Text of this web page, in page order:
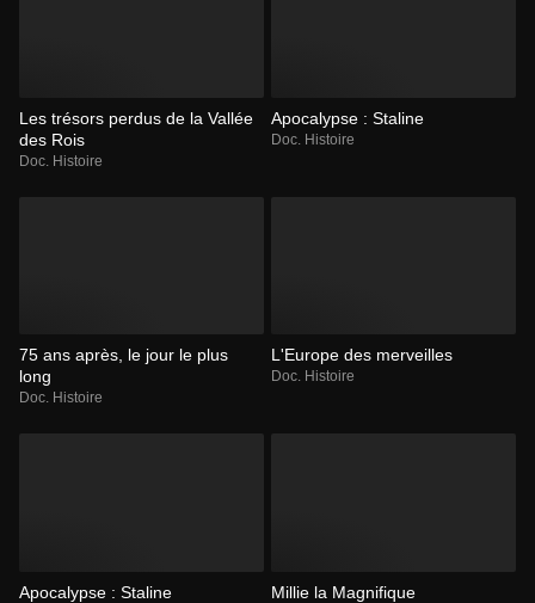
Les trésors perdus de la Vallée
des Rois
Doc. Histoire
Apocalypse : Staline
Doc. Histoire
75 ans après, le jour le plus
long
Doc. Histoire
L'Europe des merveilles
Doc. Histoire
Apocalypse : Staline Millie la Magnifique